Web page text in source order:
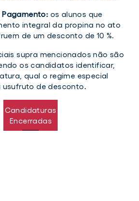
os alunos que
integral da propina no ato
de um desconto de 10 %.
supra mencionados não são
os candidatos identificar,
qual o regime especial
usufruto de desconto.
Candidaturas
Encerradas